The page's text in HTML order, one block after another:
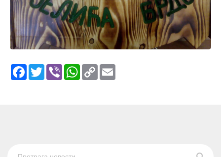
Facebook
TwitterViber WhatsApp
Copy
Link